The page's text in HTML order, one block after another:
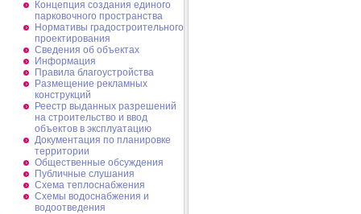
Концепция создания единого
парковочного пространства
Нормативы градостроительного
проектирования
Сведения об объектах
Информация
Правила благоустройства
Размещение рекламных
конструкций
Реестр выданных разрешений
на строительство и ввод
объектов в эксплуатацию
Документация по планировке
территории
Общественные обсуждения
Публичные слушания
Схема теплоснабжения
Схемы водоснабжения и
водоотведения